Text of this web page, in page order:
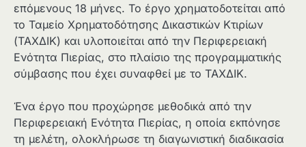
επόμενους 18 μήνες. Το έργο χρηματοδοτείται από
το Ταμείο Χρηματοδότησης Δικαστικών Κτιρίων
(ΤΑΧΔΙΚ) και υλοποιείται από την Περιφερειακή
Ενότητα Πιερίας, στο πλαίσιο της προγραμματικής
σύμβασης που έχει συναφθεί με το ΤΑΧΔΙΚ.
Ένα έργο που προχώρησε μεθοδικά από την
Περιφερειακή Ενότητα Πιερίας, η οποία εκπόνησε
τη μελέτη, ολοκλήρωσε τη διαγωνιστική διαδικασία